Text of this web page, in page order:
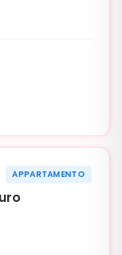
›
APPARTAMENTO